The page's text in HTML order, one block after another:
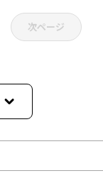
次ページ